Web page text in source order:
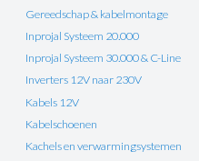
Gereedschap & kabelmontage
Inprojal Systeem 20.000
Inprojal Systeem 30.000 & C-Line
Inverters 12V naar 230V
Kabels 12V
Kabelschoenen
Kachels en verwarmingsystemen